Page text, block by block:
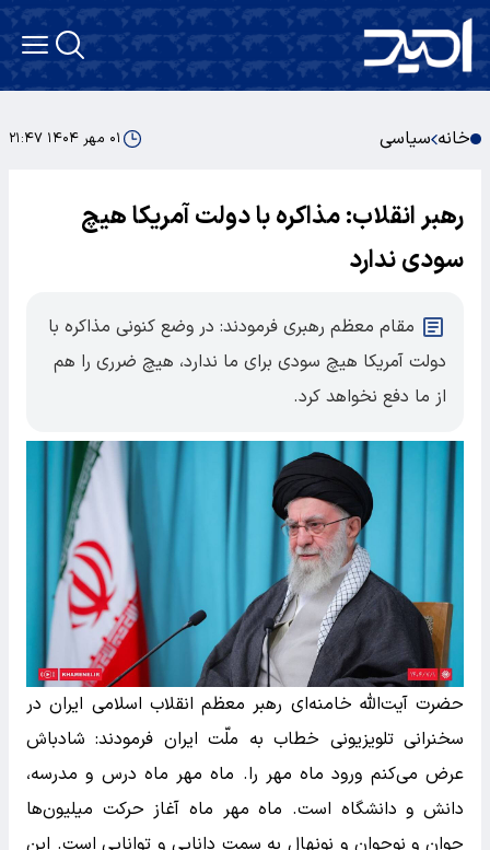
خانه سیاسی ۰۱ مهر ۱۴۰۴ ۲۱:۴۷
رهبر انقلاب: مذاکره با دولت آمریکا هیچ
سودی ندارد
مقام معظم رهبری فرمودند: در وضع کنونی مذاکره با
دولت آمریکا هیچ سودی برای ما ندارد، هیچ ضرری را هم
از ما دفع نخواهد کرد.
حضرت آیت‌الله خامنه‌ای رهبر معظم انقلاب اسلامی ایران در
سخنرانی تلویزیونی خطاب به ملّت ایران فرمودند: شادباش
عرض می‌کنم ورود ماه مهر را. ماه مهر ماه درس و مدرسه،
دانش و دانشگاه است. ماه مهر ماه آغاز حرکت میلیون‌ها
جوان و نوجوان و نونهال به سمت دانایی و توانایی است. این